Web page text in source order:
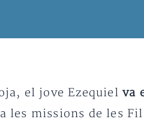
el jove Ezequiel va
les missions de les